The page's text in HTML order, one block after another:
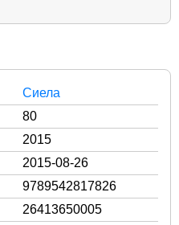
Сиела
80
2015
2015-08-26
9789542817826
26413650005